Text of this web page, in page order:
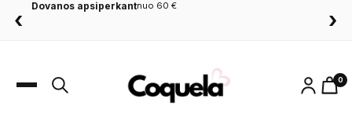
‹
Dovanos apsiperkantnuo 60 €
›
0